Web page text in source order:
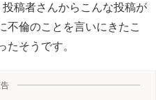
稿者さんからこんな投稿が
不倫のことを言いにきたこ
たそうです。